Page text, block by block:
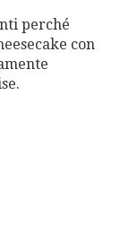
perché
con